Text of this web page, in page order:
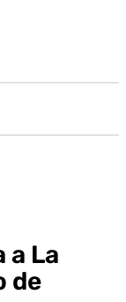
a La
de